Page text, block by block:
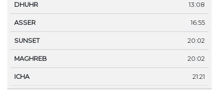
13:08
16:55
20:02
20:02
21:21